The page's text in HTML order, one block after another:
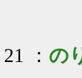
21 ： の